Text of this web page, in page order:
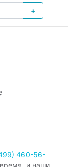
+
460-56-